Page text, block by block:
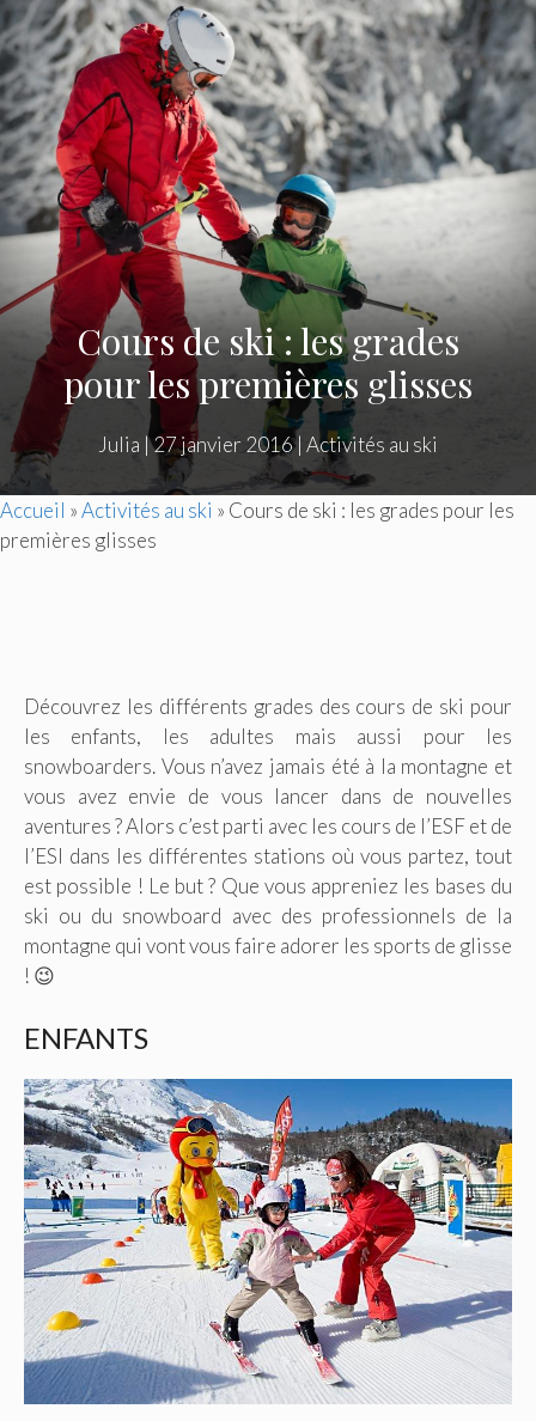
Cours de ski : les grades
pour les premières glisses
Julia |27 janvier 2016| Activités au ski
Accueil »Activités au ski » Cours de ski : les grades pour les
premières glisses
Découvrez les différents grades des cours de ski pour
les enfants, les adultes mais aussi pour les
snowboarders. Vous n’avez jamais été à la montagne et
vous avez envie de vous lancer dans de nouvelles
aventures ? Alors c’est parti avec les cours de l’ESF et de
l’ESI dans les différentes stations où vous partez, tout
est possible ! Le but ? Que vous appreniez les bases du
ski ou du snowboard avec des professionnels de la
montagne qui vont vous faire adorer les sports de glisse
! 😉
ENFANTS